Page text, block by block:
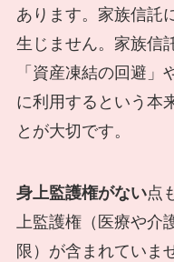
あります。家族信託
生じません。家族信
「資産凍結の回避
に利用するという本
とが大切です。
身上監護権がない点
上監護権（医療や介
限）が含まれていま